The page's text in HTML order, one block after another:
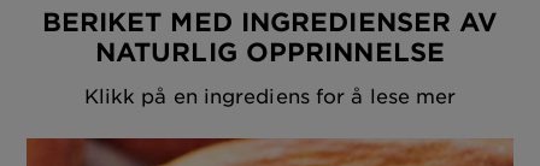
BERIKET MED INGREDIENSER AV
NATURLIG OPPRINNELSE
Klikk på en ingrediens for å lese mer